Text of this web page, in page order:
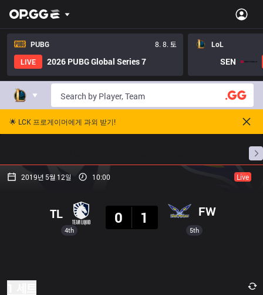
PUBG
8. 8. 토
LIVE
2026 PUBG Global Series 7
LoL
SEN
🌟 LCK 프로게이머에게 과외 받기!
프로빌
2019년 5월 12일 10:00 Live
4th
TL
0
1 FW
5th